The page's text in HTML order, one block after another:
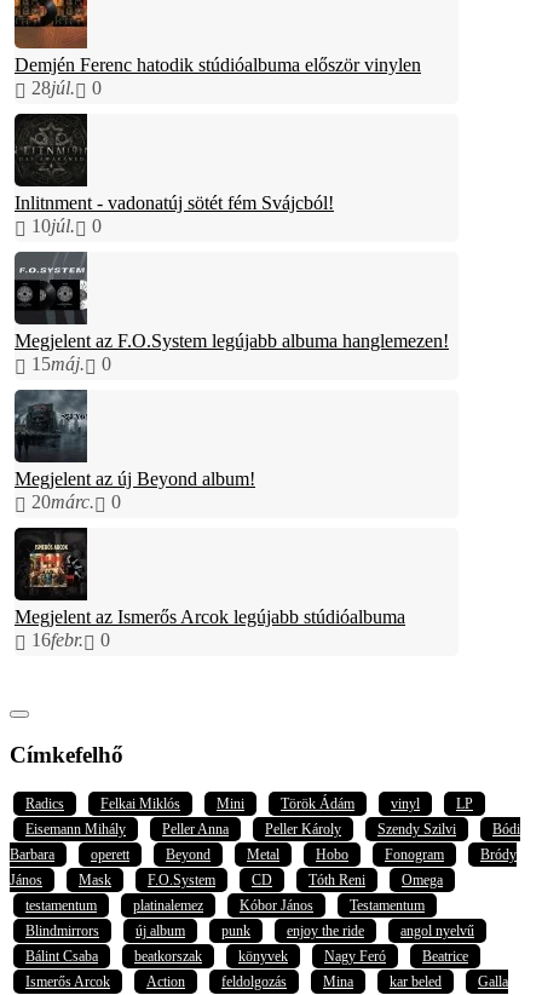
Demjén Ferenc hatodik stúdióalbuma először vinylen
28júl. 0
Inlitnment - vadonatúj sötét fém Svájcból!
10júl. 0
Megjelent az F.O.System legújabb albuma hanglemezen!
15máj. 0
Megjelent az új Beyond album!
20márc. 0
Megjelent az Ismerős Arcok legújabb stúdióalbuma
16febr. 0
Címkefelhő
Radics Felkai Miklós Mini Török Ádám vinyl
LP
Eisemann Mihály
Peller Anna Peller Károly Szendy Szilvi
Bódi
Barbara
operett Beyond Metal Hobo Fonogram
Bródy
János
Mask F.O.System CD Tóth Reni
Omega
testamentum
platinalemez Kóbor János
Testamentum
Blindmirrors
új album punk enjoy the ride
angol nyelvű
Bálint Csaba
beatkorszak könyvek Nagy Feró
Beatrice
Ismerős Arcok
Action feldolgozás Mina kar beled
Galla